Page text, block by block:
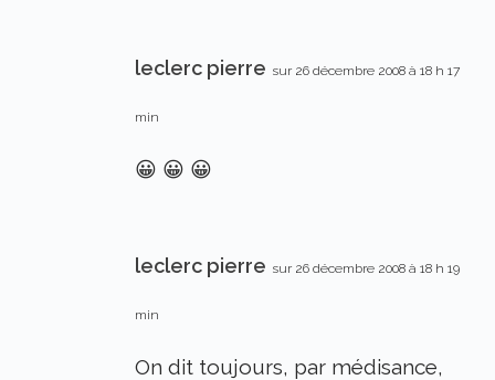
leclerc pierre sur 26 décembre 2008 à 18 h 17
min
😀 😀 😀
leclerc pierre sur 26 décembre 2008 à 18 h 19
min
On dit toujours, par médisance,